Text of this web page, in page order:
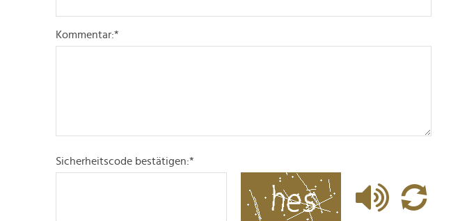
Kommentar:*
Sicherheitscode bestätigen:*